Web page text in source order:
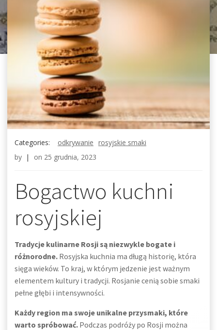
Categories: odkrywanie rosyjskie smaki
by | on 25 grudnia, 2023
Bogactwo kuchni
rosyjskiej
Tradycje kulinarne Rosji są niezwykle bogate i
różnorodne. Rosyjska kuchnia ma długą historię, która
sięga wieków. To kraj, w którym jedzenie jest ważnym
elementem kultury i tradycji. Rosjanie cenią sobie smaki
pełne głębi i intensywności.
Każdy region ma swoje unikalne przysmaki, które
warto spróbować. Podczas podróży po Rosji można